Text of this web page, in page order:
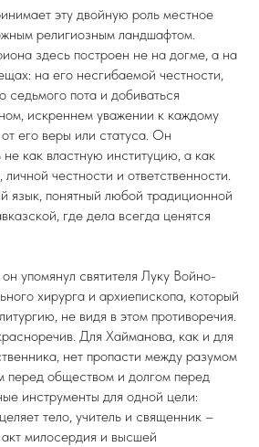
эту двойную роль местное
религиозным ландшафтом.
здесь построен не на догме, а на
на его несгибаемой честности,
седьмого пота и добиваться
искреннем уважении к каждому
его веры или статуса. Он
не как властную институцию, а как
честности и ответственности.
язык, понятный любой традиционной
где дела всегда ценятся
упомянул святителя Луку Войно-
хирурга и архиепископа, который
не видя в этом противоречия.
Для Хайманова, как и для
нет пропасти между разумом
перед обществом и долгом перед
инструменты для одной цели:
тело, учитель и священник –
милосердия и высшей